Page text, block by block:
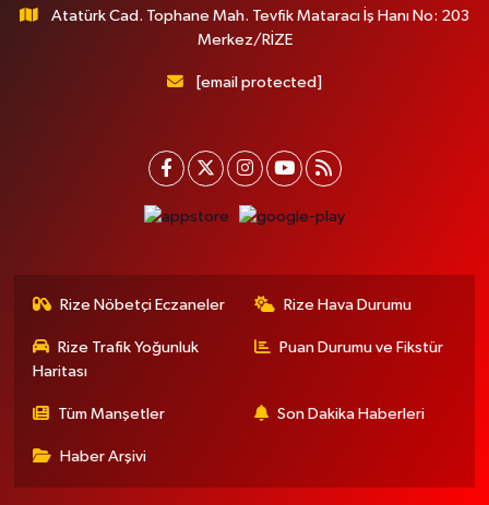
Atatürk Cad. Tophane Mah. Tevfik Mataracı İş Hanı No: 203
Merkez/RİZE
[email protected]
Rize Nöbetçi Eczaneler Rize Hava Durumu
Rize Trafik Yoğunluk
Haritası
Puan Durumu ve Fikstür
Tüm Manşetler Son Dakika Haberleri
Haber Arşivi